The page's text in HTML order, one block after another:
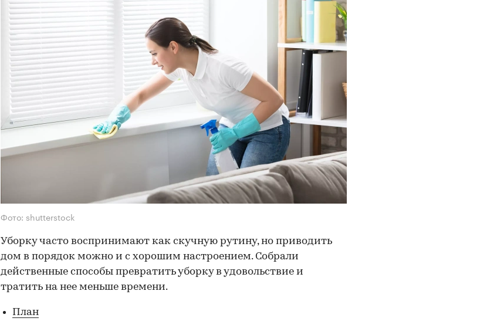
Фото: shutterstock
Уборку часто воспринимают как скучную рутину, но приводить
дом в порядок можно и с хорошим настроением. Собрали
действенные способы превратить уборку в удовольствие и
тратить на нее меньше времени.
План